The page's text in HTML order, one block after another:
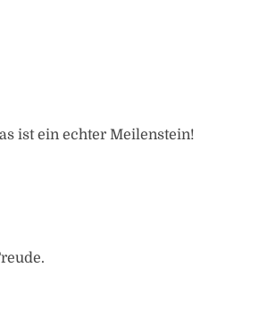
ist ein echter Meilenstein!